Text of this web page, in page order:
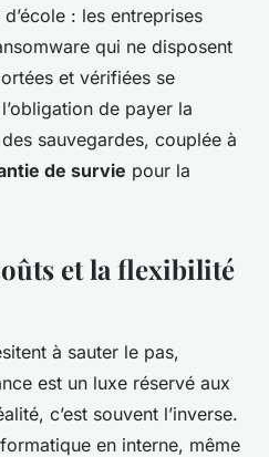
d’école : les entreprises
qui ne disposent
et vérifiées se
de payer la
sauvegardes, couplée à
de survie pour la
et la flexibilité
à sauter le pas,
est un luxe réservé aux
c’est souvent l’inverse.
en interne, même